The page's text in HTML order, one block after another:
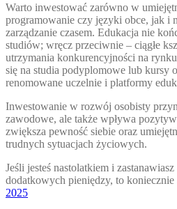
Warto inwestować zarówno w
programowanie czy języki obce, jak i
zarządzanie czasem. Edukacja nie
studiów; wręcz przeciwnie – ciągłe
utrzymania konkurencyjności na
się na studia podyplomowe lub kursy
renomowane uczelnie i platformy
Inwestowanie w rozwój osobisty
zawodowe, ale także wpływa
zwiększa pewność siebie oraz
trudnych sytuacjach życiowych.
Jeśli jesteś nastolatkiem i
dodatkowych pieniędzy, to koniecznie
2025